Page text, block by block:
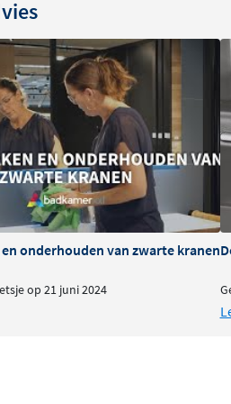
onderhouden van zwarte kranen
op 21 juni 2024